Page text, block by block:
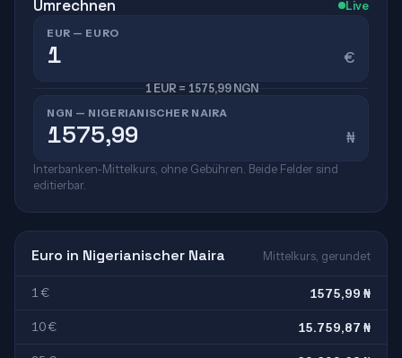
Umrechnen Live
EUR — EURO
€
1 EUR = 1575,99 NGN
NGN — NIGERIANISCHER NAIRA
₦
Interbanken-Mittelkurs, ohne Gebühren. Beide Felder sind
editierbar.
Euro in Nigerianischer Naira Mittelkurs, gerundet
1 € 1575,99 ₦
10 € 15.759,87 ₦